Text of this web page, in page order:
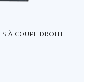
À COUPE DROITE